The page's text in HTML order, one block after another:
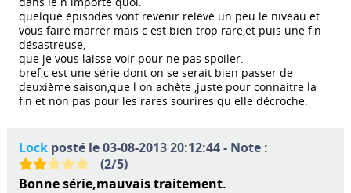
quelque épisodes vont revenir relevé un peu le niveau et
vous faire marrer mais c est bien trop rare,et puis une fin
désastreuse,
que je vous laisse voir pour ne pas spoiler.
bref,c est une série dont on se serait bien passer de
deuxième saison,que l on achète ,juste pour connaitre la
fin et non pas pour les rares sourires qu elle décroche.
Lockposté le 03-08-2013 20:12:44 - Note :
(2/5)
Bonne série,mauvais traitement.